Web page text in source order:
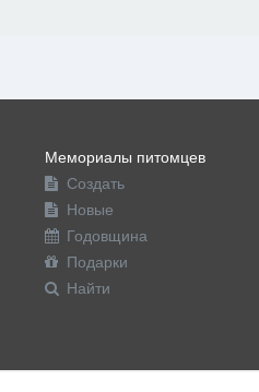
Мемориалы питомцев
Создать
Новые
Годовщина
Подарки
Найти